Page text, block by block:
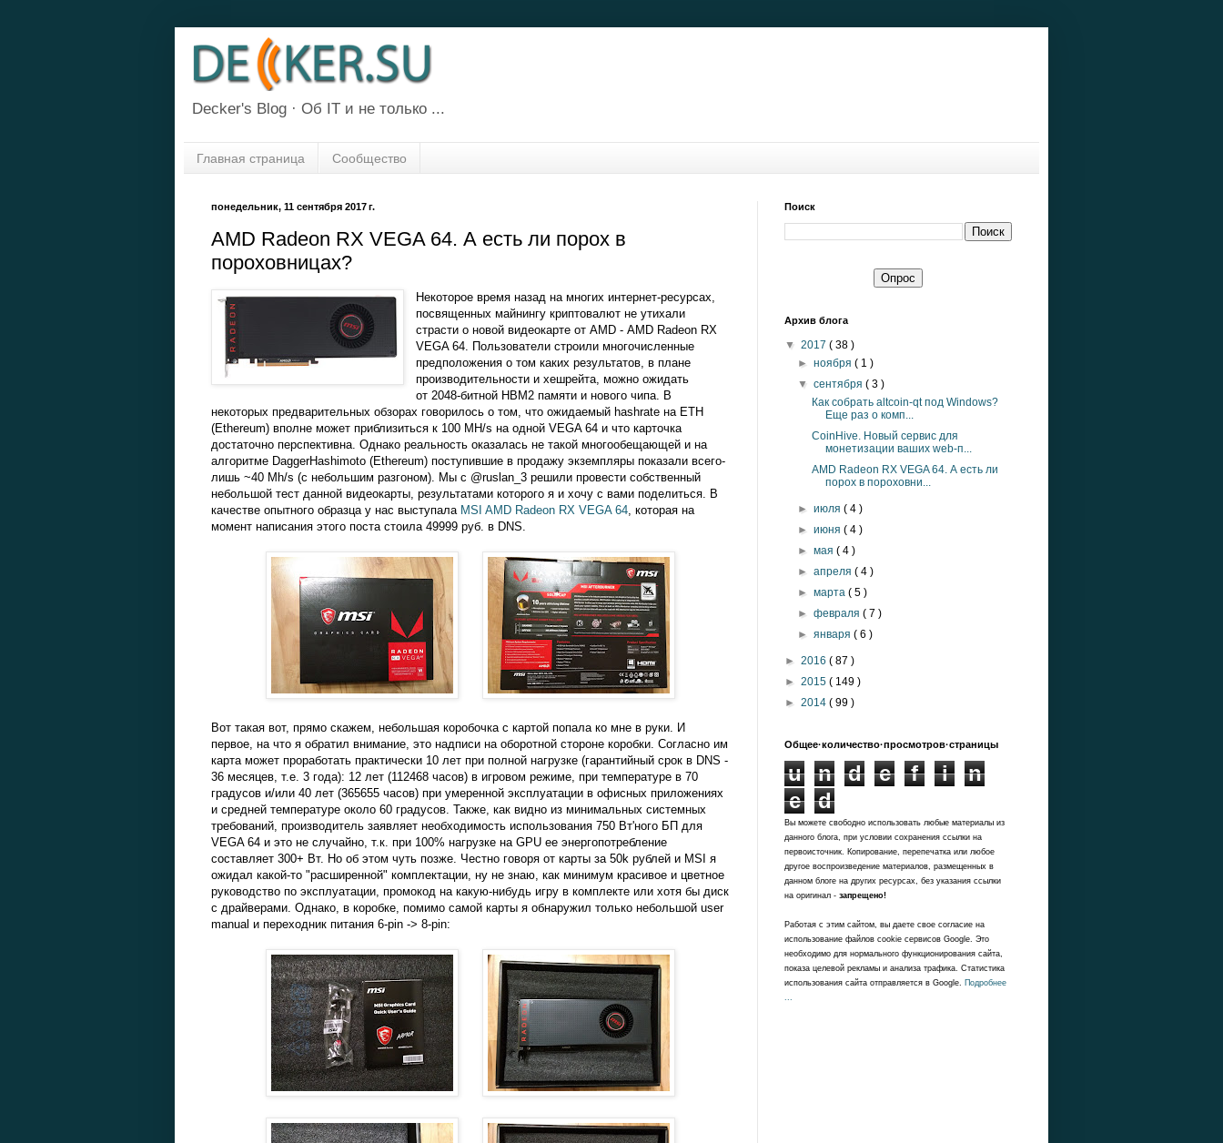
Decker's Blog · Об IT и не только ...
Главная страница Сообщество
понедельник, 11 сентября 2017 г.
AMD Radeon RX VEGA 64. А есть ли порох в
пороховницах?
Некоторое время назад на многих интернет-ресурсах,
посвященных майнингу криптовалют не утихали
страсти о новой видеокарте от AMD - AMD Radeon RX
VEGA 64. Пользователи строили многочисленные
предположения о том каких результатов, в плане
производительности и хешрейта, можно ожидать
от 2048-битной HBM2 памяти и нового чипа. В
некоторых предварительных обзорах говорилось о том, что ожидаемый hashrate на ETH
(Ethereum) вполне может приблизиться к 100 MH/s на одной VEGA 64 и что карточка
достаточно перспективна. Однако реальность оказалась не такой многообещающей и на
алгоритме DaggerHashimoto (Ethereum) поступившие в продажу экземпляры показали всего-
лишь ~40 Mh/s (с небольшим разгоном). Мы с @ruslan_3 решили провести собственный
небольшой тест данной видеокарты, результатами которого я и хочу с вами поделиться. В
качестве опытного образца у нас выступала MSI AMD Radeon RX VEGA 64 , которая на
момент написания этого поста стоила 49999 руб. в DNS.
Вот такая вот, прямо скажем, небольшая коробочка с картой попала ко мне в руки. И
первое, на что я обратил внимание, это надписи на оборотной стороне коробки. Согласно им
карта может проработать практически 10 лет при полной нагрузке (гарантийный срок в DNS -
36 месяцев, т.е. 3 года): 12 лет (112468 часов) в игровом режиме, при температуре в 70
градусов и/или 40 лет (365655 часов) при умеренной эксплуатации в офисных приложениях
и средней температуре около 60 градусов. Также, как видно из минимальных системных
требований, производитель заявляет необходимость использования 750 Вт'ного БП для
VEGA 64 и это не случайно, т.к. при 100% нагрузке на GPU ее энергопотребление
составляет 300+ Вт. Но об этом чуть позже. Честно говоря от карты за 50k рублей и MSI я
ожидал какой-то "расширенной" комплектации, ну не знаю, как минимум красивое и цветное
руководство по эксплуатации, промокод на какую-нибудь игру в комплекте или хотя бы диск
с драйверами. Однако, в коробке, помимо самой карты я обнаружил только небольшой user
manual и переходник питания 6-pin -> 8-pin:
Поиск
Архив блога
▼ 2017 ( 38 )
►ноября( 1 )
▼сентября( 3 )
Как собрать altcoin-qt под Windows?
Еще раз о комп...
CoinHive. Новый сервис для
монетизации ваших web-п...
AMD Radeon RX VEGA 64. А есть ли
порох в пороховни...
►июля( 4 )
►июня( 4 )
►мая( 4 )
►апреля( 4 )
►марта( 5 )
►февраля( 7 )
►января( 6 )
► 2016 ( 87 )
► 2015 ( 149 )
► 2014 ( 99 )
Общее·количество·просмотров·страницы
u n d e f i
n
e
d
Вы можете свободно использовать любые материалы из
данного блога, при условии сохранения ссылки на
первоисточник. Копирование, перепечатка или любое
другое воспроизведение материалов, размещенных в
данном блоге на других ресурсах, без указания ссылки
на оригинал - запрещено!
Работая с этим сайтом, вы даете свое согласие на
использование файлов cookie сервисов Google. Это
необходимо для нормального функционирования сайта,
показа целевой рекламы и анализа трафика. Статистика
использования сайта отправляется в Google. Подробнее
...